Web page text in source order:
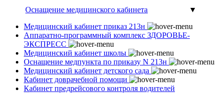
Оснащение медицинского кабинета
▼
Медицинский кабинет приказ 213н
Аппаратно-программный комплекс ЗДОРОВЬЕ-
ЭКСПРЕСС
Медицинский кабинет школы
Оснащение медпункта по приказу N 213н
Медицинский кабинет детского сада
Кабинет доврачебной помощи
Кабинет предрейсового контроля водителей